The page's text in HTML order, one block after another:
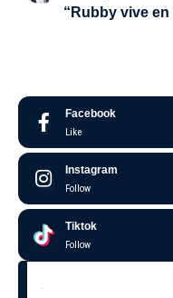
“Rubby vive en
Facebook
Like
Instagram
Follow
Tiktok
Follow